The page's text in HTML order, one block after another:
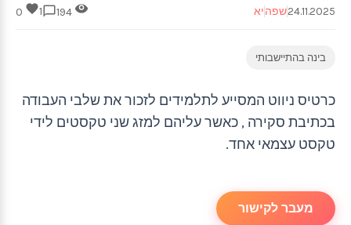
24.11.2025שפהיא 1
בינה בהתיישבותי
כרטיס ניווט המסייע לתלמידים לזכור את שלבי העבודה
בכתיבת סקירה , כאשר עליהם למזג שני טקסטים לידי
טקסט עצמאי אחד.
מעבר לקישור